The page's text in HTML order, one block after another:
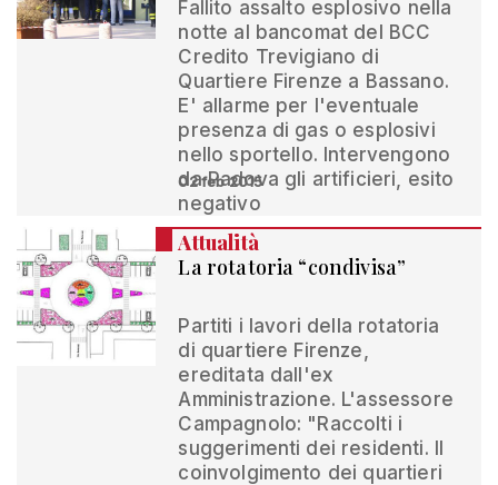
Fallito assalto esplosivo nella
notte al bancomat del BCC
Credito Trevigiano di
Quartiere Firenze a Bassano.
E' allarme per l'eventuale
presenza di gas o esplosivi
nello sportello. Intervengono
da Padova gli artificieri, esito
negativo
02 feb 2015
Attualità
La rotatoria “condivisa”
Partiti i lavori della rotatoria
di quartiere Firenze,
ereditata dall'ex
Amministrazione. L'assessore
Campagnolo: "Raccolti i
suggerimenti dei residenti. Il
coinvolgimento dei quartieri